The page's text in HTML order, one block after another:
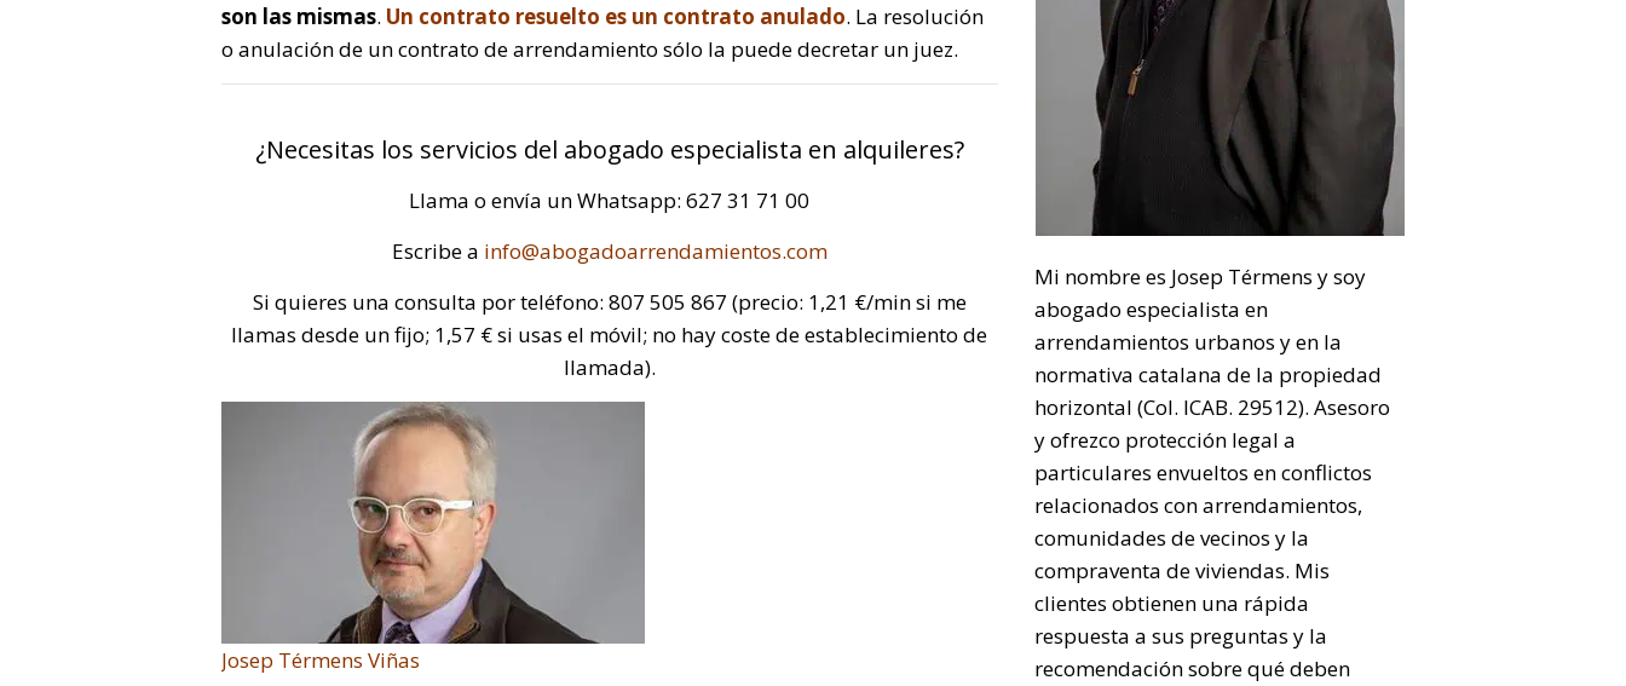
son las mismas. Un contrato resuelto es un contrato anulado. La resolución
o anulación de un contrato de arrendamiento sólo la puede decretar un juez.
¿Necesitas los servicios del abogado especialista en alquileres?
Llama o envía un Whatsapp: 627 31 71 00
Escribe a info@abogadoarrendamientos.com
Si quieres una consulta por teléfono: 807 505 867 (precio: 1,21 €/min si me
llamas desde un fijo; 1,57 € si usas el móvil; no hay coste de establecimiento de
llamada).
Josep Térmens Viñas
Mi nombre es Josep Térmens y soy
abogado especialista en
arrendamientos urbanos y en la
normativa catalana de la propiedad
horizontal (Col. ICAB. 29512). Asesoro
y ofrezco protección legal a
particulares envueltos en conflictos
relacionados con arrendamientos,
comunidades de vecinos y la
compraventa de viviendas. Mis
clientes obtienen una rápida
respuesta a sus preguntas y la
recomendación sobre qué deben